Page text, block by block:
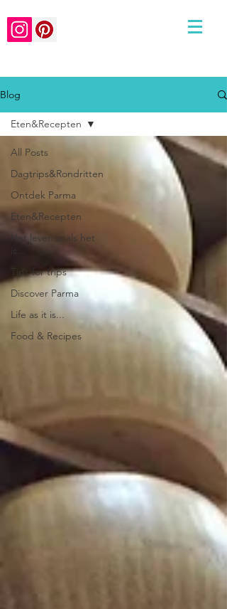
Blog
All Posts
Dagtrips&Rondritten
Ontdek Parma
Eten&Recepten
Het leven zoals het
Tips for trips
Discover Parma
Life as it is...
Food & Recipes
Eten&Recepten